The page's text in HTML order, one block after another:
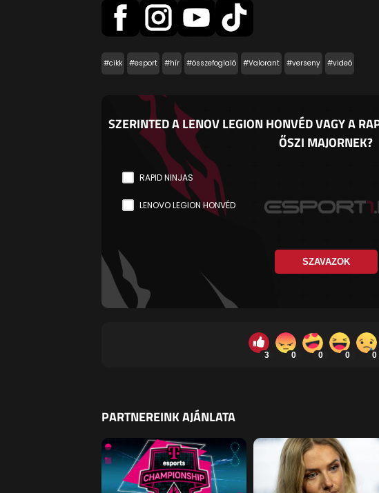
#cikk #esport #hír #összefoglaló #Valorant #verseny #videó
SZERINTED A LENOV LEGION HONVÉD VAGY A
ŐSZI MAJORNEK?
RAPID NINJAS
LENOVO LEGION HONVÉD
SZAVAZOK
3 0 0 0 0
PARTNEREINK AJÁNLATA